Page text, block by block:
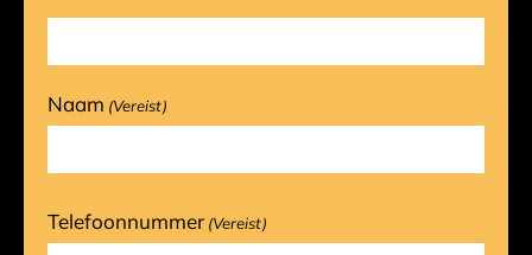
Naam (Vereist)
Telefoonnummer (Vereist)